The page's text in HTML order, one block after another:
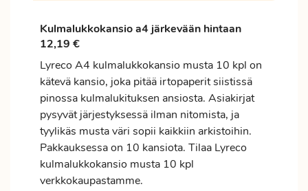
Kulmalukkokansio a4 järkevään hintaan
12,19 €
Lyreco A4 kulmalukkokansio musta 10 kpl on
kätevä kansio, joka pitää irtopaperit siistissä
pinossa kulmalukituksen ansiosta. Asiakirjat
pysyvät järjestyksessä ilman nitomista, ja
tyylikäs musta väri sopii kaikkiin arkistoihin.
Pakkauksessa on 10 kansiota. Tilaa Lyreco
kulmalukkokansio musta 10 kpl
verkkokaupastamme.